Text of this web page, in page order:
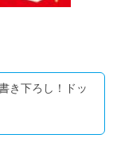
き下ろし！ドッ